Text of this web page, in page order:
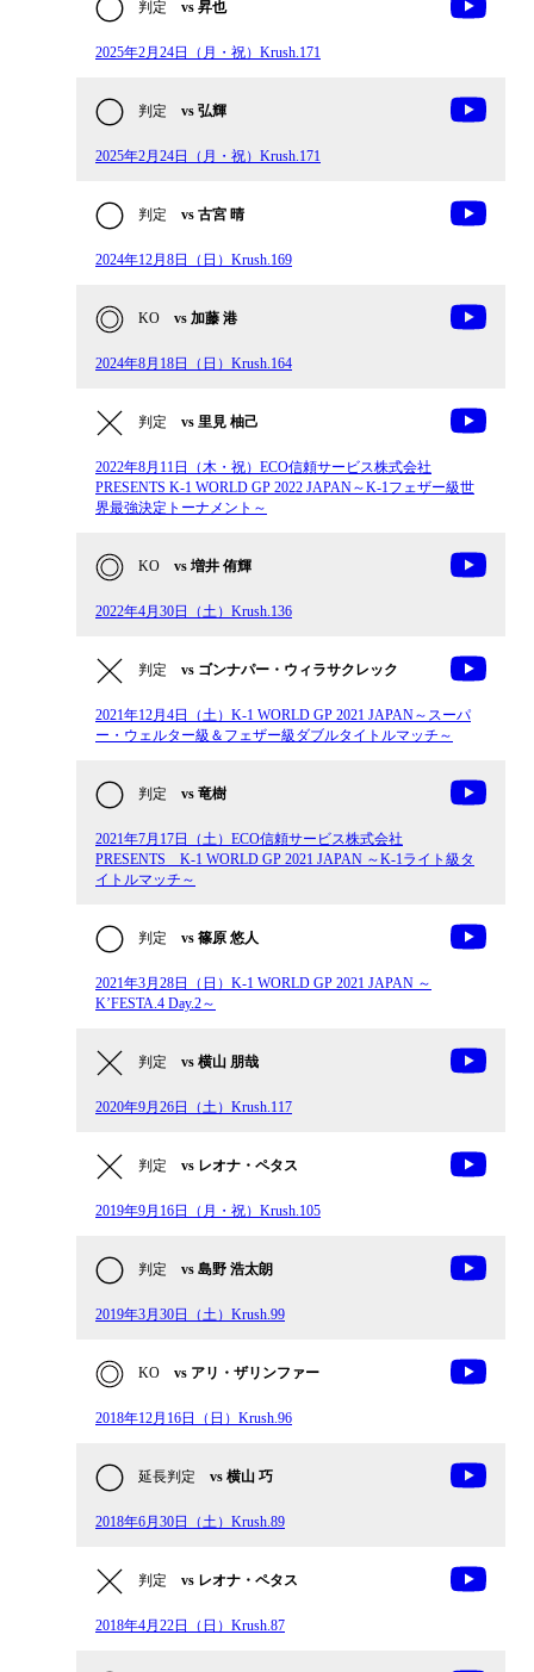
判定 vs 昇也
2025年2月24日（月・祝）Krush.171
判定 vs 弘輝
2025年2月24日（月・祝）Krush.171
判定 vs 古宮 晴
2024年12月8日（日）Krush.169
KO vs 加藤 港
2024年8月18日（日）Krush.164
判定 vs 里見 柚己
2022年8月11日（木・祝）ECO信頼サービス株式会社
PRESENTS K-1 WORLD GP 2022 JAPAN～K-1フェザー級世
界最強決定トーナメント～
KO vs 増井 侑輝
2022年4月30日（土）Krush.136
判定 vs ゴンナパー・ウィラサクレック
2021年12月4日（土）K-1 WORLD GP 2021 JAPAN～スーパ
ー・ウェルター級＆フェザー級ダブルタイトルマッチ～
判定 vs 竜樹
2021年7月17日（土）ECO信頼サービス株式会社
PRESENTS K-1 WORLD GP 2021 JAPAN ～K-1ライト級タ
イトルマッチ～
判定 vs 篠原 悠人
2021年3月28日（日）K-1 WORLD GP 2021 JAPAN ～
K’FESTA.4 Day.2～
判定 vs 横山 朋哉
2020年9月26日（土）Krush.117
判定 vs レオナ・ペタス
2019年9月16日（月・祝）Krush.105
判定 vs 島野 浩太朗
2019年3月30日（土）Krush.99
KO vs アリ・ザリンファー
2018年12月16日（日）Krush.96
延長判定 vs 横山 巧
2018年6月30日（土）Krush.89
判定 vs レオナ・ペタス
2018年4月22日（日）Krush.87